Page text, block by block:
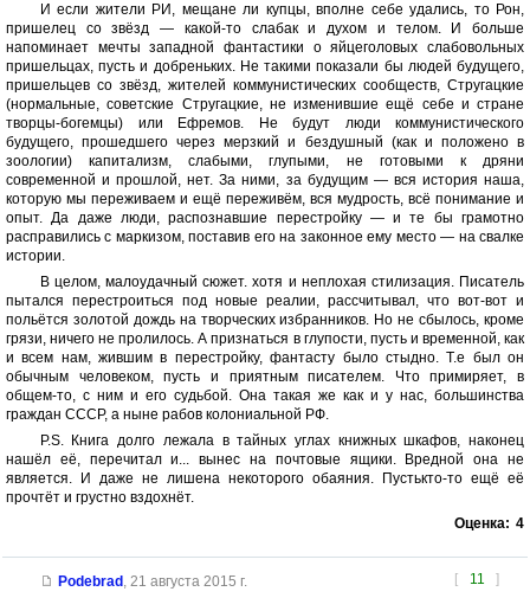
И если жители РИ, мещане ли купцы, вполне себе удались, то Рон,
пришелец со звёзд — какой-то слабак и духом и телом. И больше
напоминает мечты западной фантастики о яйцеголовых слабовольных
пришельцах, пусть и добреньких. Не такими показали бы людей будущего,
пришельцев со звёзд, жителей коммунистических сообществ, Стругацкие
(нормальные, советские Стругацкие, не изменившие ещё себе и стране
творцы-богемцы) или Ефремов. Не будут люди коммунистического
будущего, прошедшего через мерзкий и бездушный (как и положено в
зоологии) капитализм, слабыми, глупыми, не готовыми к дряни
современной и прошлой, нет. За ними, за будущим — вся история наша,
которую мы переживаем и ещё переживём, вся мудрость, всё понимание и
опыт. Да даже люди, распознавшие перестройку — и те бы грамотно
расправились с маркизом, поставив его на законное ему место — на свалке
истории.
В целом, малоудачный сюжет. хотя и неплохая стилизация. Писатель
пытался перестроиться под новые реалии, рассчитывал, что вот-вот и
польётся золотой дождь на творческих избранников. Но не сбылось, кроме
грязи, ничего не пролилось. А признаться в глупости, пусть и временной, как
и всем нам, жившим в перестройку, фантасту было стыдно. Т.е был он
обычным человеком, пусть и приятным писателем. Что примиряет, в
общем-то, с ним и его судьбой. Она такая же как и у нас, большинства
граждан СССР, а ныне рабов колониальной РФ.
P.S. Книга долго лежала в тайных углах книжных шкафов, наконец
нашёл её, перечитал и... вынес на почтовые ящики. Вредной она не
является. И даже не лишена некоторого обаяния. Пустькто-то ещё её
прочтёт и грустно вздохнёт.
Оценка: 4
[ 11 ]
Podebrad , 21 августа 2015 г.